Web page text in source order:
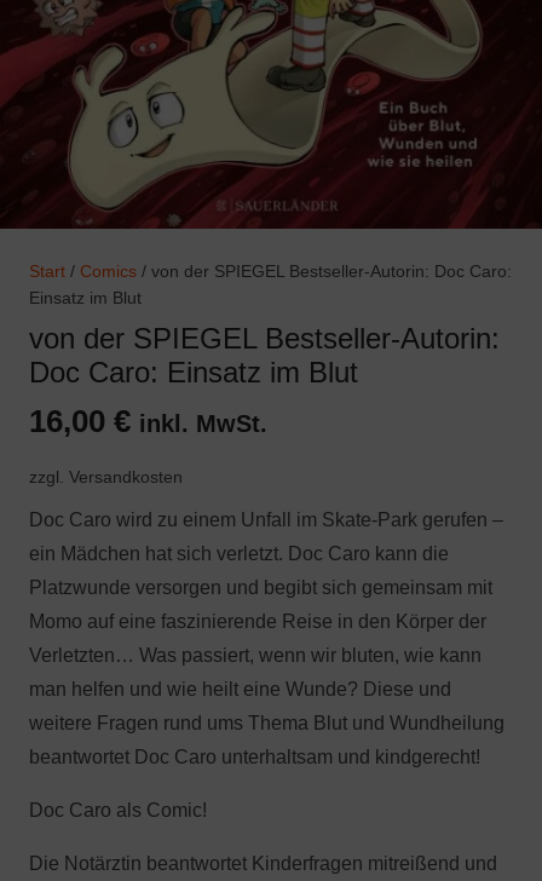
Start / Comics / von der SPIEGEL Bestseller-Autorin: Doc Caro:
Einsatz im Blut
von der SPIEGEL Bestseller-Autorin:
Doc Caro: Einsatz im Blut
16,00 € inkl. MwSt.
zzgl. Versandkosten
Doc Caro wird zu einem Unfall im Skate-Park gerufen –
ein Mädchen hat sich verletzt. Doc Caro kann die
Platzwunde versorgen und begibt sich gemeinsam mit
Momo auf eine faszinierende Reise in den Körper der
Verletzten… Was passiert, wenn wir bluten, wie kann
man helfen und wie heilt eine Wunde? Diese und
weitere Fragen rund ums Thema Blut und Wundheilung
beantwortet Doc Caro unterhaltsam und kindgerecht!
Doc Caro als Comic!
Die Notärztin beantwortet Kinderfragen mitreißend und